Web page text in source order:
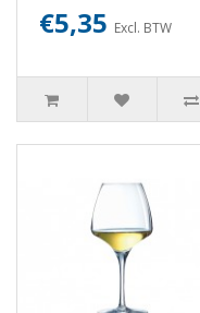
€5,35 Excl. BTW